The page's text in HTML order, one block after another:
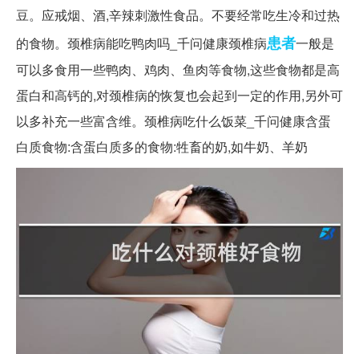
豆。应戒烟、酒,辛辣刺激性食品。不要经常吃生冷和过热
的食物。颈椎病能吃鸭肉吗_千问健康颈椎病患者一般是
可以多食用一些鸭肉、鸡肉、鱼肉等食物,这些食物都是高
蛋白和高钙的,对颈椎病的恢复也会起到一定的作用,另外可
以多补充一些富含维。颈椎病吃什么饭菜_千问健康含蛋
白质食物:含蛋白质多的食物:牲畜的奶,如牛奶、羊奶